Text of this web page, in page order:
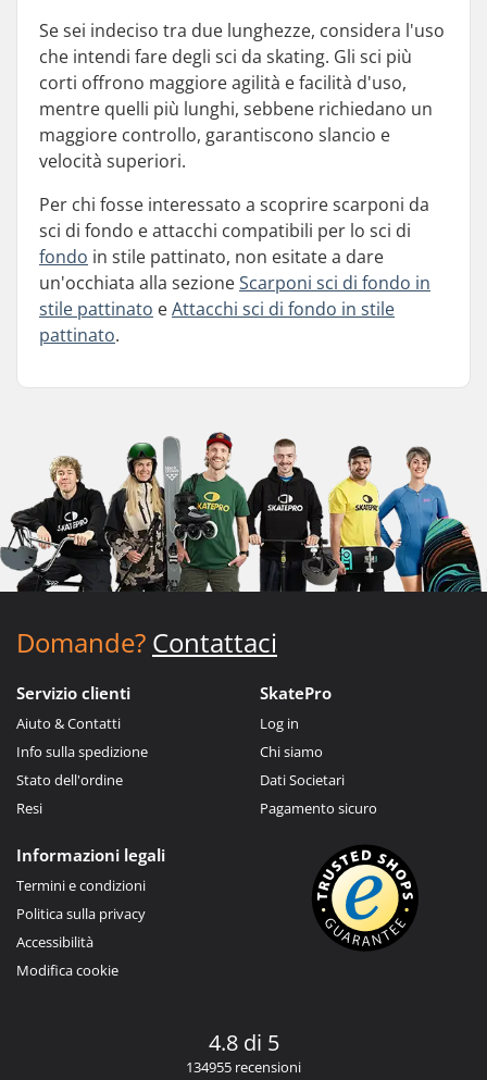
Se sei indeciso tra due lunghezze, considera l'uso
che intendi fare degli sci da skating. Gli sci più
corti offrono maggiore agilità e facilità d'uso,
mentre quelli più lunghi, sebbene richiedano un
maggiore controllo, garantiscono slancio e
velocità superiori.
Per chi fosse interessato a scoprire scarponi da
sci di fondo e attacchi compatibili per lo sci di
fondo in stile pattinato, non esitate a dare
un'occhiata alla sezioneScarponi sci di fondo in
stile pattinato eAttacchi sci di fondo in stile
pattinato.
Domande? Contattaci
Servizio clienti
Aiuto & Contatti
Info sulla spedizione
Stato dell'ordine
Resi
SkatePro
Log in
Chi siamo
Dati Societari
Pagamento sicuro
Informazioni legali
Termini e condizioni
Politica sulla privacy
Accessibilità
Modifica cookie
4.8 di 5
134955 recensioni